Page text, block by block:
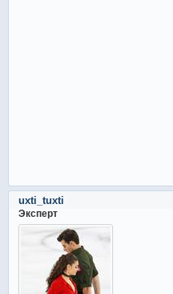
uxti_tuxti
Эксперт